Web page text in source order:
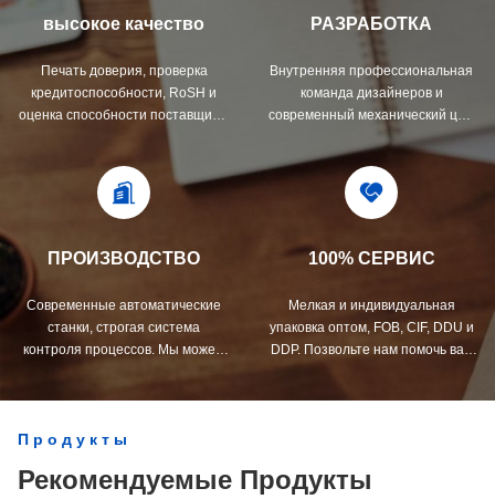
высокое качество
Печать доверия, проверка
кредитоспособности, RoSH и
оценка способности поставщика.
профессиональную
лабораторию.
РАЗРАБОТКА
Внутренняя профессиональная
команда дизайнеров и
современный механический цех.
Мы можем сотрудничать для
разработки необходимых вам
продуктов.
ПРОИЗВОДСТВО
Современные автоматические
станки, строгая система
контроля процессов. Мы можем
100% СЕРВИС
Мелкая и индивидуальная
упаковка оптом, FOB, CIF, DDU и
DDP. Позвольте нам помочь вам
найти лучшее решение для всех
Продукты
Рекомендуемые Продукты